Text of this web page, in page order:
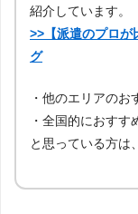
紹介しています。
>>【派遣のプロが
グ
・他のエリアの
・全国的におすす
と思っている方は